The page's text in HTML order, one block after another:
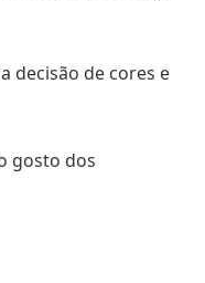
decisão de cores e
gosto dos